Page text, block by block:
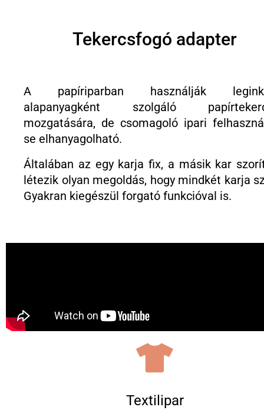
Tekercsfogó adapter
A papíriparban használják
alapanyagként szolgáló
mozgatására, de csomagoló ipari
se elhanyagolható.
Általában az egy karja fix, a másik kar
létezik olyan megoldás, hogy mindkét karja
Gyakran kiegészül forgató funkcióval is.
Textilipar